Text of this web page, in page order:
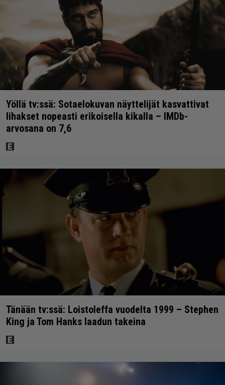
Yöllä tv:ssä: Sotaelokuvan näyttelijät kasvattivat
lihakset nopeasti erikoisella kikalla – IMDb-
arvosana on 7,6
Tänään tv:ssä: Loistoleffa vuodelta 1999 – Stephen
King ja Tom Hanks laadun takeina